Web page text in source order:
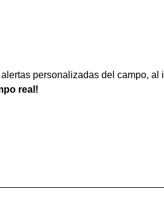
personalizadas del campo, al
real!